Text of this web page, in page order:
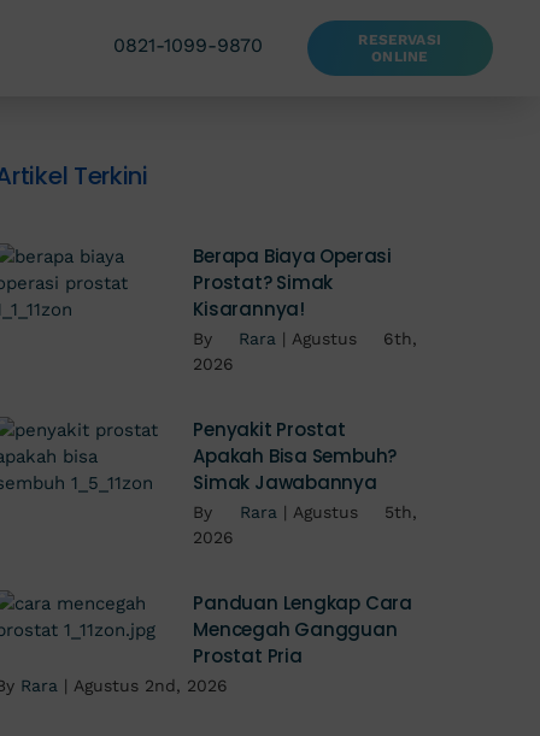
0821-1099-9870
RESERVASI
ONLINE
Terkini
Berapa Biaya Operasi
Prostat? Simak
Kisarannya!
By Rara | Agustus 6th,
2026
Penyakit Prostat
Apakah Bisa Sembuh?
Simak Jawabannya
By Rara | Agustus 5th,
2026
Panduan Lengkap Cara
Mencegah Gangguan
Prostat Pria
Rara | Agustus 2nd, 2026